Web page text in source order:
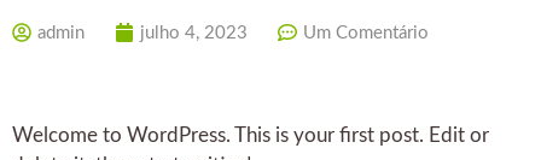
admin julho 4, 2023 Um Comentário
Welcome to WordPress. This is your first post. Edit or